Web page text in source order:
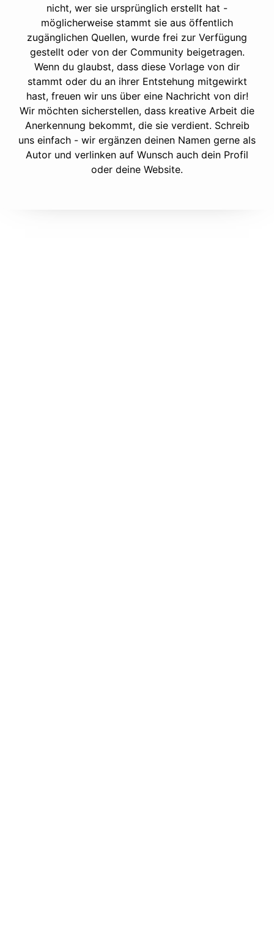
nicht, wer sie ursprünglich erstellt hat -
möglicherweise stammt sie aus öffentlich
zugänglichen Quellen, wurde frei zur Verfügung
gestellt oder von der Community beigetragen.
Wenn du glaubst, dass diese Vorlage von dir
stammt oder du an ihrer Entstehung mitgewirkt
hast, freuen wir uns über eine Nachricht von dir!
Wir möchten sicherstellen, dass kreative Arbeit die
Anerkennung bekommt, die sie verdient. Schreib
uns einfach - wir ergänzen deinen Namen gerne als
Autor und verlinken auf Wunsch auch dein Profil
oder deine Website.